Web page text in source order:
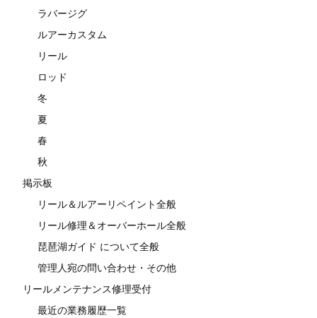
ラバージグ
ルアーカスタム
リール
ロッド
冬
夏
春
秋
掲示板
リール＆ルアーリペイント全般
リール修理＆オーバーホール全般
琵琶湖ガイド について全般
管理人宛の問い合わせ・その他
リールメンテナンス修理受付
最近の業務履歴一覧